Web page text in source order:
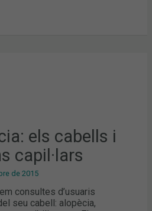
els cabells i
capil·lars
de 2015
consultes d’usuaris
seu cabell: alopècia,